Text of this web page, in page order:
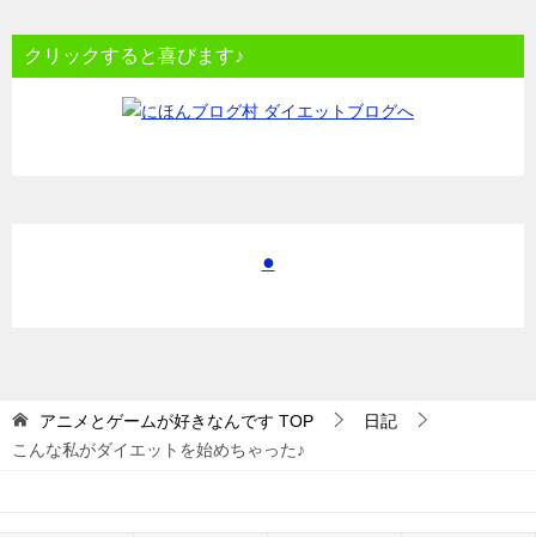
クリックすると喜びます♪
●
アニメとゲームが好きなんです TOP
日記
こんな私がダイエットを始めちゃった♪